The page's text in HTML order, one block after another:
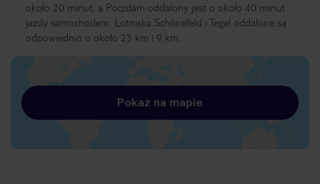
około 20 minut, a Poczdam oddalony jest o około 40 minut
jazdy samochodem. Lotniska Schönefeld i Tegel oddalone są
odpowiednio o około 23 km i 9 km.
Pokaż na mapie